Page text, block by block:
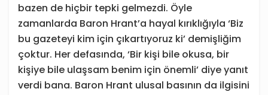
bazen de hiçbir tepki gelmezdi. Öyle
zamanlarda Baron Hrant’a hayal kırıklığıyla ‘Biz
bu gazeteyi kim için çıkartıyoruz ki’ demişliğim
çoktur. Her defasında, ‘Bir kişi bile okusa, bir
kişiye bile ulaşsam benim için önemli’ diye yanıt
verdi bana. Baron Hrant ulusal basının da ilgisini